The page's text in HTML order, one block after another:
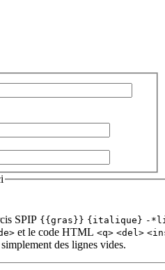
SPIP {{gras}} {italique} -
et le code HTML <q> <del>
des lignes vides.